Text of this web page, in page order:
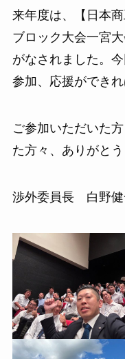
来年度は、【日本
ブロック大会一宮
がなされました。
参加、応援ができ
ご参加いただいた
た方々、ありがと
渉外委員長 白野健